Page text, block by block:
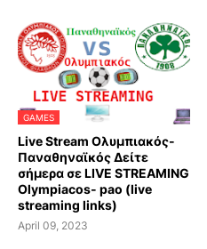
GAMES
Live Stream Ολυμπιακός-
Παναθηναϊκός Δείτε
σήμερα σε LIVE STREAMING
Olympiacos- pao (live
streaming links)
April 09, 2023